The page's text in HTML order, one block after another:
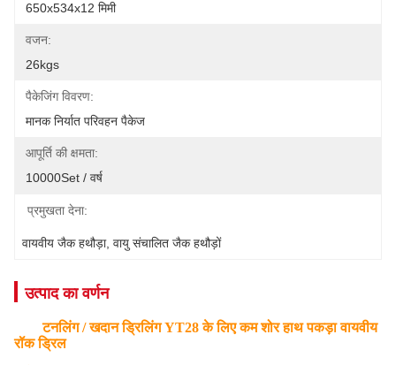
650x534x12 मिमी
वजन:
26kgs
पैकेजिंग विवरण:
मानक निर्यात परिवहन पैकेज
आपूर्ति की क्षमता:
10000Set / वर्ष
प्रमुखता देना:
वायवीय जैक हथौड़ा, वायु संचालित जैक हथौड़ों
उत्पाद का वर्णन
टनलिंग / खदान ड्रिलिंग YT28 के लिए कम शोर हाथ पकड़ा वायवीय
रॉक ड्रिल